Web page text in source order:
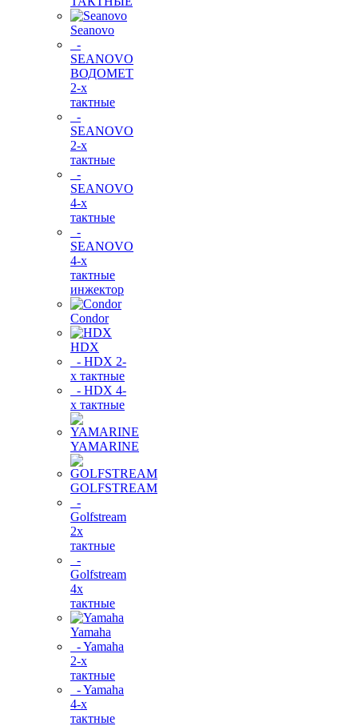
Seanovo
-
SEANOVO
ВОДОМЕТ
2-х
тактные
-
SEANOVO
2-х
тактные
-
SEANOVO
4-х
тактные
-
SEANOVO
4-х
тактные
инжектор
Condor
HDX
- HDX 2-
х тактные
- HDX 4-
х тактные
YAMARINE
GOLFSTREAM
-
Golfstream
2х
тактные
-
Golfstream
4х
тактные
Yamaha
- Yamaha
2-х
тактные
- Yamaha
4-х
тактные